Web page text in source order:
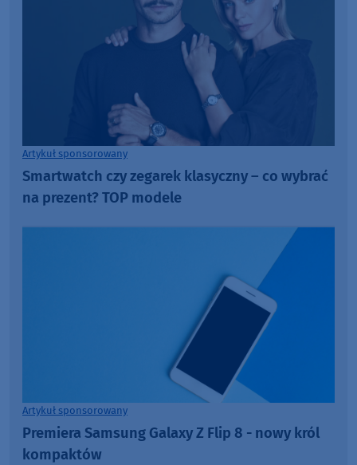
Artykuł sponsorowany
Smartwatch czy zegarek klasyczny – co wybrać
na prezent? TOP modele
Artykuł sponsorowany
Premiera Samsung Galaxy Z Flip 8 - nowy król
kompaktów